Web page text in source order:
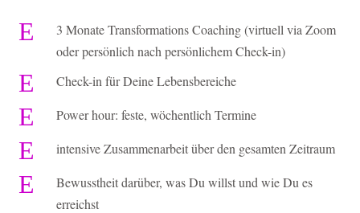
E
3 Monate Transformations Coaching (virtuell via Zoom
oder persönlich nach persönlichem Check-in)
E Check-in für Deine Lebensbereiche
E Power hour: feste, wöchentlich Termine
E intensive Zusammenarbeit über den gesamten Zeitraum
E
Bewusstheit darüber, was Du willst und wie Du es
erreichst